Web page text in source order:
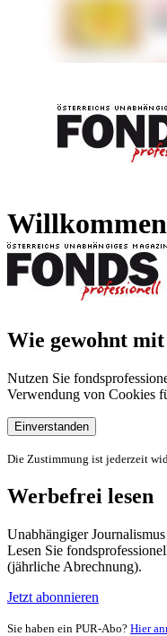
Wie gewohnt
Nutzen Sie
Verwendung von Cookies
Einverstanden
Die Zustimmung ist jederzeit
Werbefrei lesen
Unabhängiger
Lesen Sie
(jährliche Abrechnung).
Jetzt abonnieren
Sie haben ein PUR-Abo? Hier